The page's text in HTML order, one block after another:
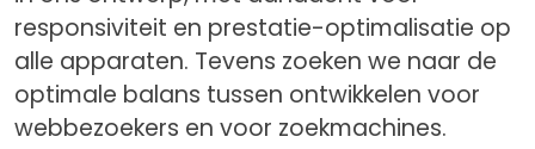
responsiviteit en prestatie-optimalisatie op
alle apparaten. Tevens zoeken we naar de
optimale balans tussen ontwikkelen voor
webbezoekers en voor zoekmachines.